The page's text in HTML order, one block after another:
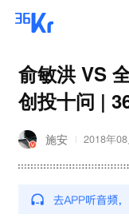
俞敏洪 VS
创投十问 |
施安 2018年